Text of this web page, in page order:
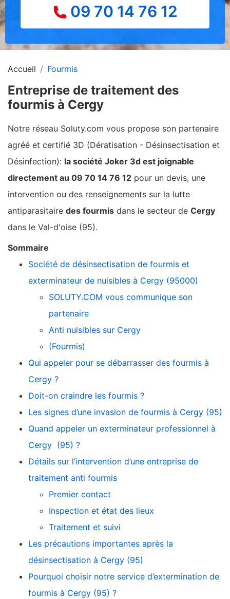
09 70 14 76 12
Accueil Fourmis
Entreprise de traitement des
fourmis à Cergy
Notre réseau Soluty.com vous propose son partenaire
agréé et certifié 3D (Dératisation - Désinsectisation et
Désinfection): la société Joker 3d est joignable
directement au 09 70 14 76 12 pour un devis, une
intervention ou des renseignements sur la lutte
antiparasitaire des fourmis dans le secteur de Cergy
dans le Val-d'oise (95).
Sommaire
Société de désinsectisation de fourmis et
exterminateur de nuisibles à Cergy (95000)
SOLUTY.COM vous communique son
partenaire
Anti nuisibles sur Cergy
(Fourmis)
Qui appeler pour se débarrasser des fourmis à
Cergy ?
Doit-on craindre les fourmis ?
Les signes d’une invasion de fourmis à Cergy (95)
Quand appeler un exterminateur professionnel à
Cergy (95) ?
Détails sur l’intervention d’une entreprise de
traitement anti fourmis
Premier contact
Inspection et état des lieux
Traitement et suivi
Les précautions importantes après la
désinsectisation à Cergy (95)
Pourquoi choisir notre service d’extermination de
fourmis à Cergy (95) ?